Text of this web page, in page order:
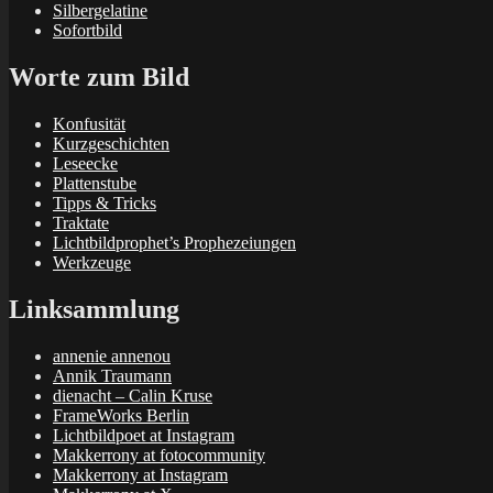
Silbergelatine
Sofortbild
Worte zum Bild
Konfusität
Kurzgeschichten
Leseecke
Plattenstube
Tipps & Tricks
Traktate
Lichtbildprophet’s Prophezeiungen
Werkzeuge
Linksammlung
annenie annenou
Annik Traumann
dienacht – Calin Kruse
FrameWorks Berlin
Lichtbildpoet at Instagram
Makkerrony at fotocommunity
Makkerrony at Instagram